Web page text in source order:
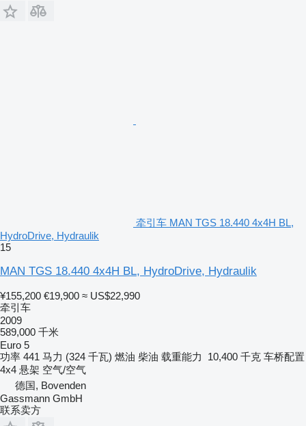
牵引车 MAN TGS 18.440 4x4H BL,
HydroDrive, Hydraulik
15
MAN TGS 18.440 4x4H BL, HydroDrive, Hydraulik
¥155,200 €19,900 ≈ US$22,990
牵引车
2009
589,000 千米
Euro 5
功率 441 马力 (324 千瓦) 燃油 柴油 载重能力 10,400 千克 车桥配置
4x4 悬架 空气/空气
德国, Bovenden
Gassmann GmbH
联系卖方